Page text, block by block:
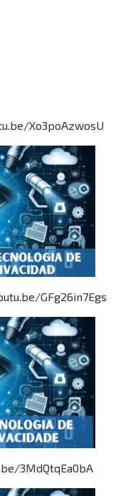
Xo3poAzwosU
GFg26in7Egs
3MdQtqEa0bA